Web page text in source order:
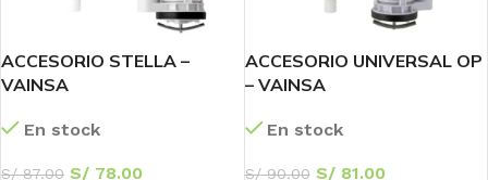
ACCESORIO STELLA –
VAINSA
En stock
S/87.00 S/ 78.00
ACCESORIO UNIVERSAL OP
– VAINSA
En stock
S/90.00 S/81.00